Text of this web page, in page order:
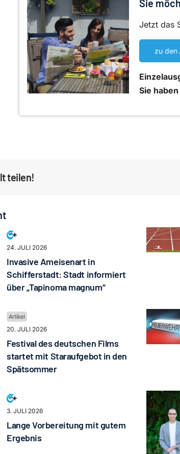
Sie
Jetzt das
zu den
Sie
teilen!
24. JULI 2026
Invasive Ameisenart in
Schifferstadt: Stadt informiert
über „Tapinoma magnum“
20. JULI 2026
Festival des deutschen Films
startet mit Staraufgebot in den
Spätsommer
3. JULI 2026
Lange Vorbereitung mit gutem
Ergebnis